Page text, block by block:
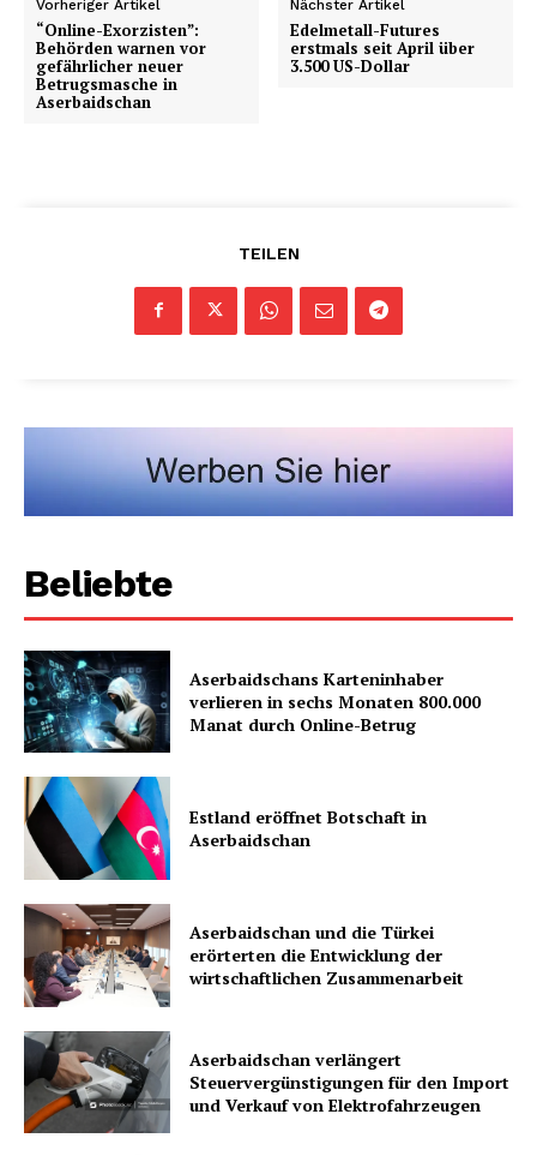
Vorheriger Artikel
“Online-Exorzisten”:
Behörden warnen vor
gefährlicher neuer
Betrugsmasche in
Aserbaidschan
Nächster Artikel
Edelmetall-Futures
erstmals seit April über
3.500 US-Dollar
TEILEN
Beliebte
Aserbaidschans Karteninhaber
verlieren in sechs Monaten 800.000
Manat durch Online-Betrug
Estland eröffnet Botschaft in
Aserbaidschan
Aserbaidschan und die Türkei
erörterten die Entwicklung der
wirtschaftlichen Zusammenarbeit
Aserbaidschan verlängert
Steuervergünstigungen für den Import
und Verkauf von Elektrofahrzeugen